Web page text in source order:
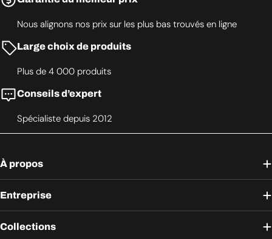
Nous alignons nos prix sur les plus bas trouvés en ligne
Large choix de produits
Plus de 4 000 produits
Conseils d’expert
Spécialiste depuis 2012
À propos
Entreprise
Collections